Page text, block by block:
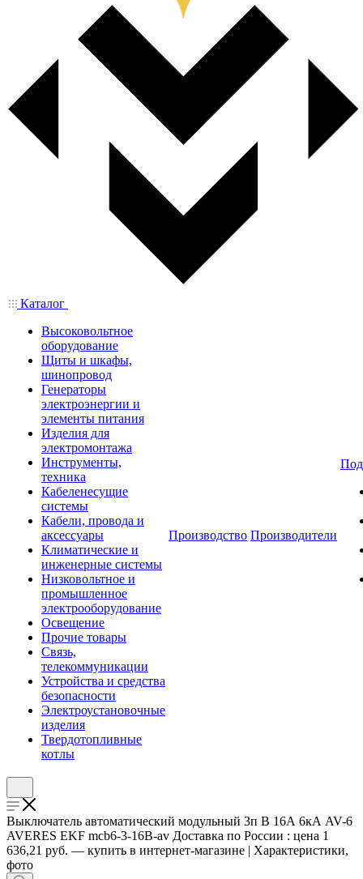
Каталог
Высоковольтное
оборудование
Щиты и шкафы,
шинопровод
Генераторы
электроэнергии и
элементы питания
Изделия для
электромонтажа
Инструменты,
техника
Кабеленесущие
системы
Кабели, провода и
аксессуары
Климатические и
инженерные системы
Низковольтное и
промышленное
электрооборудование
Освещение
Прочие товары
Связь,
телекоммуникации
Устройства и средства
безопасности
Электроустановочные
изделия
Твердотопливные
котлы
Производство Производители
Выключатель автоматический модульный 3п B 16А 6кА AV-6
AVERES EKF mcb6-3-16B-av Доставка по России : цена 1
636,21 руб. — купить в интернет-магазине | Характеристики,
фото